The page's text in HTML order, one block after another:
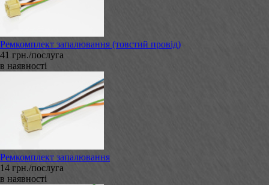
Ремкомплект запалювання (товстий провід)
41 грн./послуга
в наявності
Ремкомплект запалювання
14 грн./послуга
в наявності